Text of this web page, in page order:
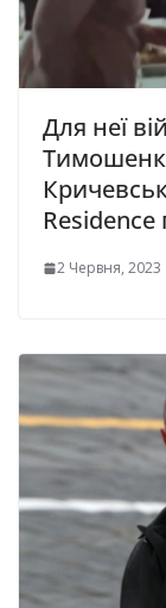
Для неї
Residence
2 Червня, 2023